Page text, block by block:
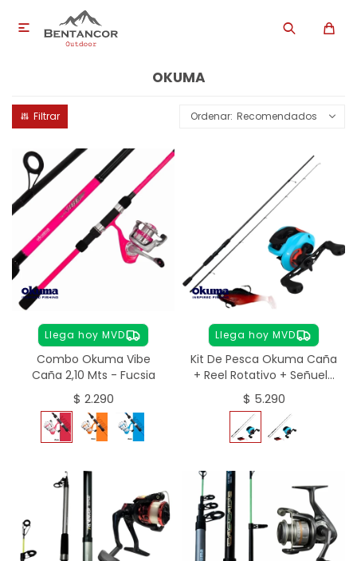

OKUMA
Recomendados
Llega hoy MVD
Combo Okuma Vibe
Caña 2,10 Mts - Fucsia
$ 2.290
Llega hoy MVD
Kit De Pesca Okuma Caña
+ Reel Rotativo + Señuelo
- DIESTRO
$ 5.290